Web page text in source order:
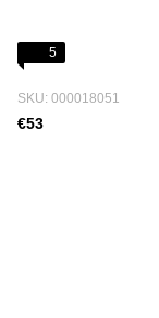
5
SKU: 000018051
€53